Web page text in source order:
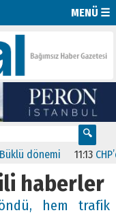
MENÜ ☰
dönemi 11:13
haberler
hem trafik